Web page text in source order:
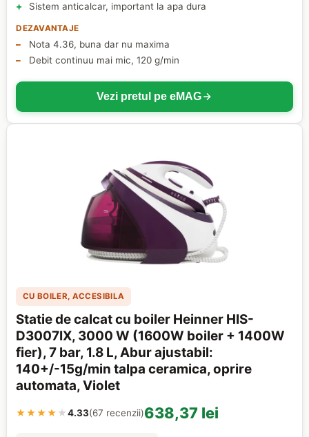
Sistem anticalcar, important la apa dura
DEZAVANTAJE
Nota 4.36, buna dar nu maxima
Debit continuu mai mic, 120 g/min
Vezi pretul pe eMAG
CU BOILER, ACCESIBILA
Statie de calcat cu boiler Heinner HIS-
D3007IX, 3000 W (1600W boiler + 1400W
fier), 7 bar, 1.8 L, Abur ajustabil:
140+/-15g/min talpa ceramica, oprire
automata, Violet
★★★★ ★4.33(67 recenzii)638,37 lei